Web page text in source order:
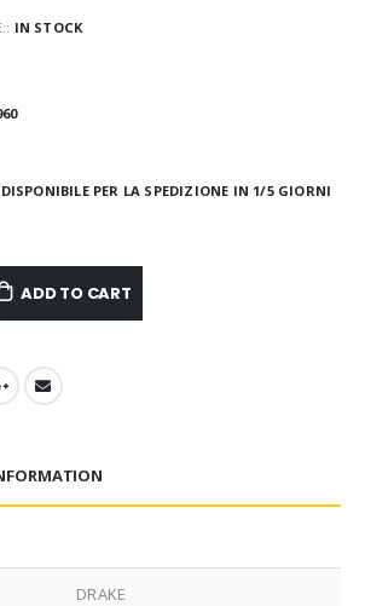
IN STOCK
PER LA SPEDIZIONE IN 1/5 GIORNI
ADD TO CART
DRAKE